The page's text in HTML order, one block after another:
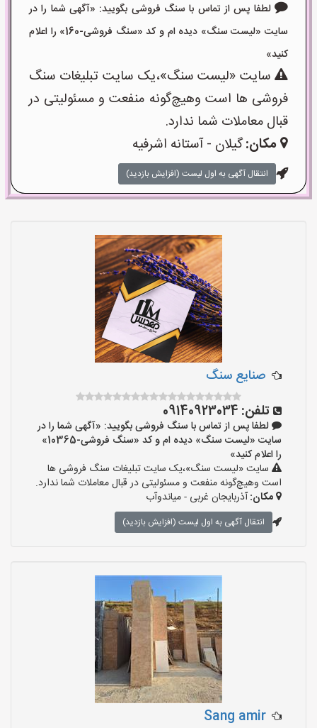
لطفا پس از تماس با سنگ فروشی بگویید: «آگهی شما را در
سایت «لیست سنگ» دیده ام و کد «سنگ فروشی-160» را اعلام
کنید»
سایت «لیست سنگ»،یک سایت تبلیغات سنگ
فروشی ها است وهیچ‌گونه منفعت و مسئولیتی در
قبال معاملات شما ندارد.
مکان:گیلان - آستانه اشرفیه
انتقال آگهی به اول لیست (افزایش بازدید)
صنایع سنگ
تلفن: 09140923034
لطفا پس از تماس با سنگ فروشی بگویید: «آگهی شما را در
سایت «لیست سنگ» دیده ام و کد «سنگ فروشی-10365»
را اعلام کنید»
سایت «لیست سنگ»،یک سایت تبلیغات سنگ فروشی ها
است وهیچ‌گونه منفعت و مسئولیتی در قبال معاملات شما ندارد.
مکان:آذربایجان غربی - میاندوآب
انتقال آگهی به اول لیست (افزایش بازدید)
Sang amir